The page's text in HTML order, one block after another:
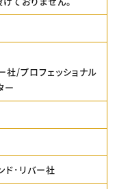
社/プロフェッショナル
ー
ド･リバー社